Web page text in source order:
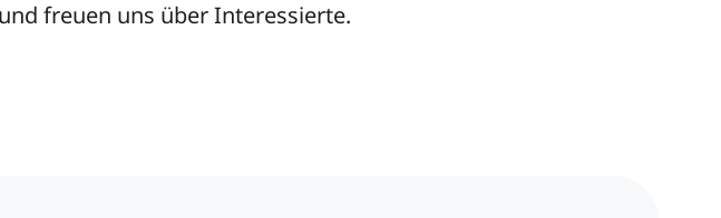
freuen uns über Interessierte.